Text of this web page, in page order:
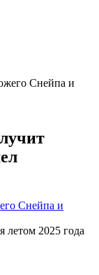
Снейпа и